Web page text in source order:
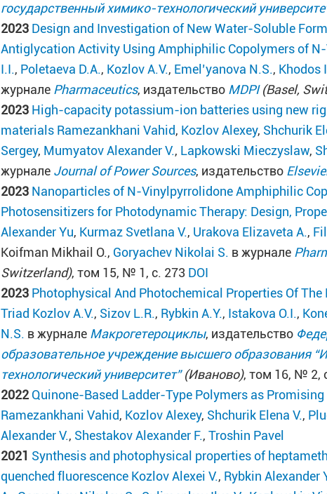
государственный химико-технологический
2023 Design and Investigation of New Water-Soluble
Antiglycation Activity Using Amphiphilic Copolymers of
I.I., Poletaeva D.A., Kozlov A.V., Emel’yanova N.S., Khodos
журнале Pharmaceutics, издательство MDPI(Basel,
2023 High-capacity potassium-ion batteries using new
materials Ramezankhani Vahid, Kozlov Alexey, Shchurik
Sergey, Mumyatov Alexander V., Lapkowski Mieczyslaw,
журнале Journal of Power Sources, издательство
2023 Nanoparticles of N-Vinylpyrrolidone Amphiphilic
Photosensitizers for Photodynamic Therapy: Design,
Alexander Yu, Kurmaz Svetlana V., Urakova Elizaveta A.,
Koifman Mikhail O., Goryachev Nikolai S. в журнале
Switzerland), том 15, № 1, с. 273 DOI
2023 Photophysical And Photochemical Properties Of
Triad Kozlov A.V., Sizov L.R., Rybkin A.Y., Istakova O.I.,
N.S. в журнале Макрогетероциклы, издательство
образовательное учреждение высшего образования
технологический университет”(Иваново), том 16, № 2,
2022 Quinone-Based Ladder-Type Polymers as
Ramezankhani Vahid, Kozlov Alexey, Shchurik Elena V.,
Alexander V., Shestakov Alexander F.,Troshin Pavel
2021 Synthesis and photophysical properties of
quenched fluorescence Kozlov Alexei V., Rybkin Alexander